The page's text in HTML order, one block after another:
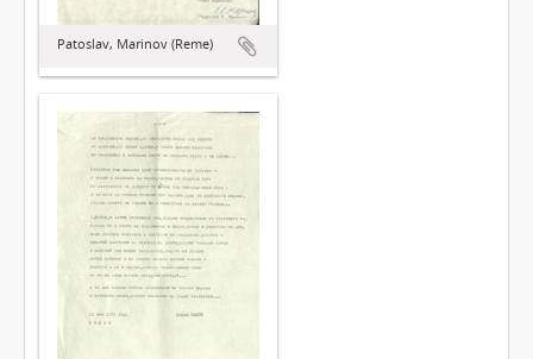
Patoslav, Marinov (Reme)